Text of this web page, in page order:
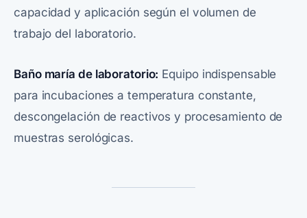
capacidad y aplicación según el volumen de
trabajo del laboratorio.
Baño maría de laboratorio: Equipo indispensable
para incubaciones a temperatura constante,
descongelación de reactivos y procesamiento de
muestras serológicas.